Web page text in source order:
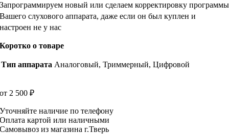
Запрограммируем новый или сделаем корректировку программы
Вашего слухового аппарата, даже если он был куплен и
настроен не у нас
Коротко о товаре
Тип аппарата Аналоговый, Триммерный, Цифровой
от 2 500₽
Уточняйте наличие по телефону
Оплата картой или наличными
Самовывоз из магазина г.Тверь